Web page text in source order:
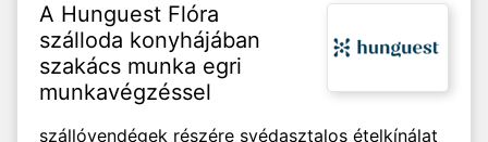
A Hunguest Flóra
szálloda konyhájában
szakács munka egri
munkavégzéssel
szállóvendégek részére svédasztalos ételkínálat